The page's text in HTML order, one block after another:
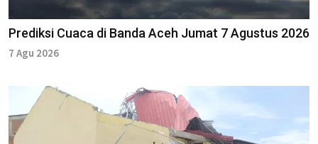
Prediksi Cuaca di Banda Aceh Jumat 7 Agustus 2026
7 Agu 2026